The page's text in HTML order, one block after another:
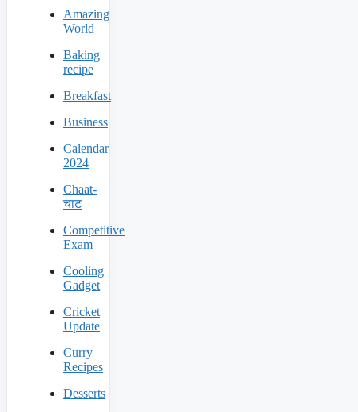
Amazing
World
Baking
recipe
Breakfast
Business
Calendar
2024
Chaat-
चाट
Competitive
Exam
Cooling
Gadget
Cricket
Update
Curry
Recipes
Desserts